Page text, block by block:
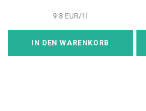
9.8 EUR/1
IN DEN WARENKORB